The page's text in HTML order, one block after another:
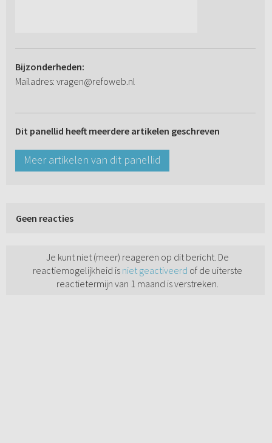
Bijzonderheden:
Mailadres: vragen@refoweb.nl
Dit panellid heeft meerdere artikelen geschreven
Meer artikelen van dit panellid
Geen reacties
Je kunt niet (meer) reageren op dit bericht. De
reactiemogelijkheid is niet geactiveerd of de uiterste
reactietermijn van 1 maand is verstreken.